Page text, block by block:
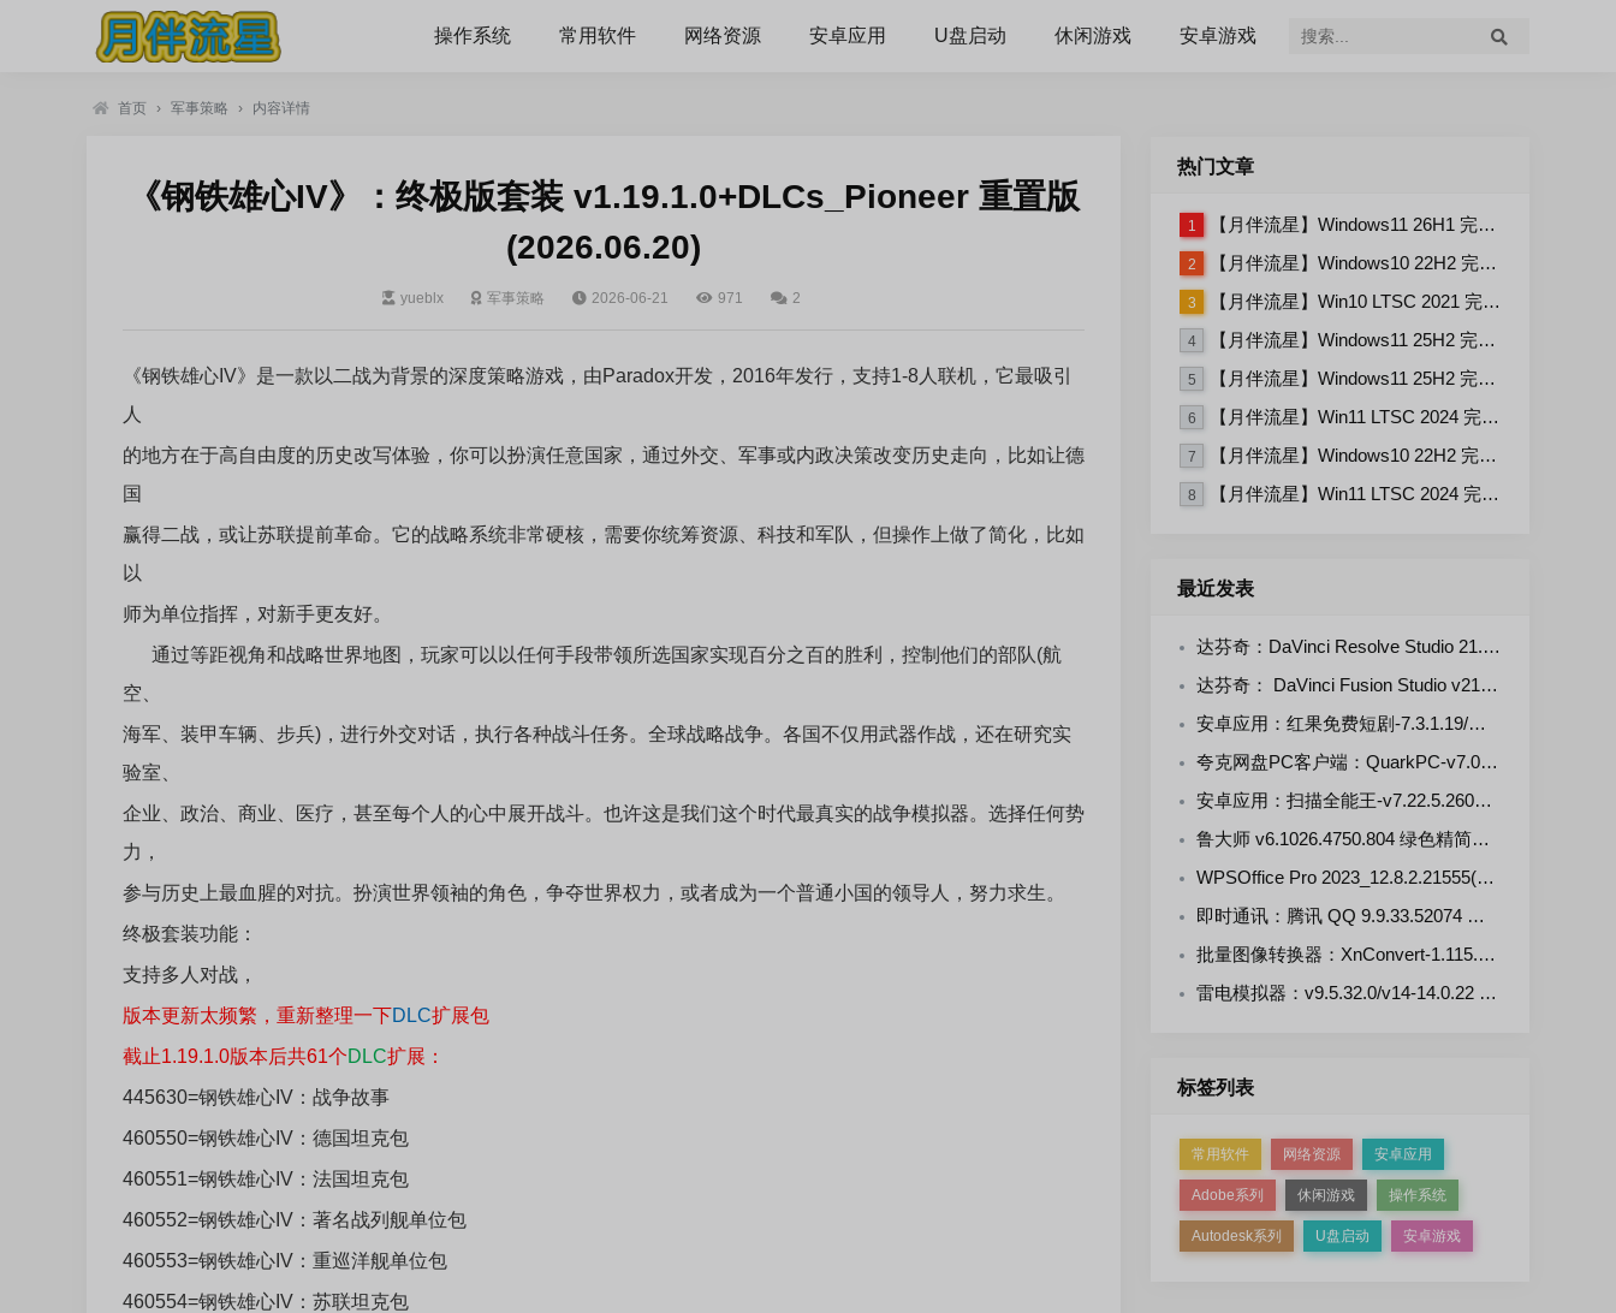
操作系统 常用软件 网络资源 安卓应用 U盘启动 休闲游戏 安卓游戏
首页 › 军事策略 › 内容详情
《钢铁雄心IV》：终极版套装 v1.19.1.0+DLCs_Pioneer 重置版
(2026.06.20)
yueblx 军事策略 2026-06-21 971 2
《钢铁雄心IV》是一款以二战为背景的深度策略游戏，由Paradox开发，2016年发行，支持1-8人联机，它最吸引
人
的地方在于高自由度的历史改写体验，你可以扮演任意国家，通过外交、军事或内政决策改变历史走向，比如让德
国
赢得二战，或让苏联提前革命。它的战略系统非常硬核，需要你统筹资源、科技和军队，但操作上做了简化，比如
以
师为单位指挥，对新手更友好。
通过等距视角和战略世界地图，玩家可以以任何手段带领所选国家实现百分之百的胜利，控制他们的部队(航
空、
海军、装甲车辆、步兵)，进行外交对话，执行各种战斗任务。全球战略战争。各国不仅用武器作战，还在研究实
验室、
企业、政治、商业、医疗，甚至每个人的心中展开战斗。也许这是我们这个时代最真实的战争模拟器。选择任何势
力，
参与历史上最血腥的对抗。扮演世界领袖的角色，争夺世界权力，或者成为一个普通小国的领导人，努力求生。
终极套装功能：
支持多人对战，
版本更新太频繁，重新整理一下DLC扩展包
截止1.19.1.0版本后共61个DLC扩展：
445630=钢铁雄心IV：战争故事
460550=钢铁雄心IV：德国坦克包
460551=钢铁雄心IV：法国坦克包
460552=钢铁雄心IV：著名战列舰单位包
460553=钢铁雄心IV：重巡洋舰单位包
460554=钢铁雄心IV：苏联坦克包
热门文章
1 【月伴流星】Windows11 26H1 完整+适量精简多合一安装版2026.07
2 【月伴流星】Windows10 22H2 完整+适量精简多合一安装版2026.06
3 【月伴流星】Win10 LTSC 2021 完整+适量精简多合一安装版2026.03
4 【月伴流星】Windows11 25H2 完整+适量精简多合一安装版2026.06
5 【月伴流星】Windows11 25H2 完整+适量精简多合一安装版2026.08
6 【月伴流星】Win11 LTSC 2024 完整+适量精简多合一安装版2026.06
7 【月伴流星】Windows10 22H2 完整+适量精简多合一安装版2026.08
8 【月伴流星】Win11 LTSC 2024 完整+适量精简多合一安装版2026.08
最近发表
达芬奇：DaVinci Resolve Studio 21.0.4.5--KpoJIuK 多语言直装版
达芬奇： DaVinci Fusion Studio v21.0.4.4-KpoJluK 中文直装版
安卓应用：红果免费短剧-7.3.1.19/漫剧-7.3.1.33 解锁VIP会员版
夸克网盘PC客户端：QuarkPC-v7.0.7.768 去更新绿色版
安卓应用：扫描全能王-v7.22.5.2607250000-VIP 解锁版
鲁大师 v6.1026.4750.804 绿色精简单文件版
WPSOffice Pro 2023_12.8.2.21555(20260806) 雨糖科技特别版
即时通讯：腾讯 QQ 9.9.33.52074 官方正式版
批量图像转换器：XnConvert-1.115.0.0 多语言免费版
雷电模拟器：v9.5.32.0/v14-14.0.22 去广告绿色版
标签列表
常用软件 网络资源 安卓应用
Adobe系列 休闲游戏 操作系统
Autodesk系列 U盘启动 安卓游戏